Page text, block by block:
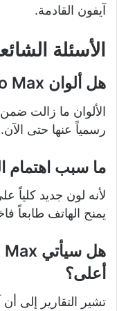
آيفون القادمة.
الأسئلة
هل ألوان iPhone 18 Pro Max مؤكدة؟
الألوان ما زالت
رسمياً عنها حتى الآن.
ما سبب اهتمام
يمنح الهاتف طابعاً
أعلى؟
تشير التقارير إلى